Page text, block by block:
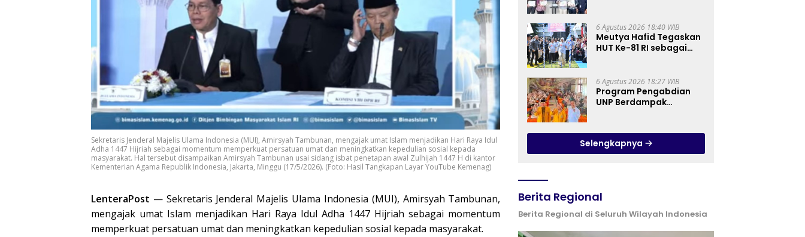
Sekretaris Jenderal Majelis Ulama Indonesia (MUI), Amirsyah Tambunan, mengajak umat Islam menjadikan Hari Raya Idul
Adha 1447 Hijriah sebagai momentum memperkuat persatuan umat dan meningkatkan kepedulian sosial kepada
masyarakat. Hal tersebut disampaikan Amirsyah Tambunan usai sidang isbat penetapan awal Zulhijah 1447 H di kantor
Kementerian Agama Republik Indonesia, Jakarta, Minggu (17/5/2026). (Foto: Hasil Tangkapan Layar YouTube Kemenag)
LenteraPost — Sekretaris Jenderal Majelis Ulama Indonesia (MUI), Amirsyah Tambunan,
mengajak umat Islam menjadikan Hari Raya Idul Adha 1447 Hijriah sebagai momentum
memperkuat persatuan umat dan meningkatkan kepedulian sosial kepada masyarakat.
Kurikulum SMK
Pariwisata, Perhotelan,
dan UPW
6 Agustus 2026 18:40 WIB
Meutya Hafid Tegaskan
HUT Ke-81 RI sebagai
Kuat di Kemkomdigi
6 Agustus 2026 18:27 WIB
Program Pengabdian
UNP Berdampak
Digital Pedagogy
Selengkapnya
Berita Regional
Berita Regional di Seluruh Wilayah Indonesia